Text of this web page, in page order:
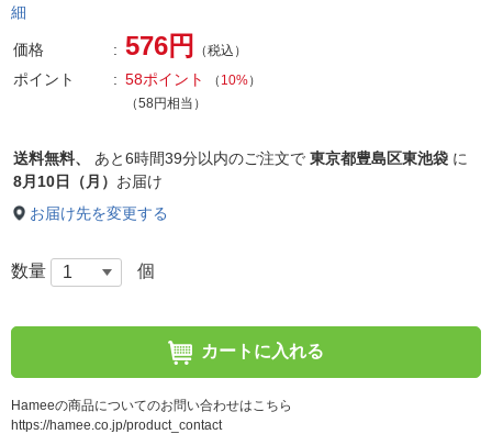
細
価格 576円 （税込）
ポイント 58ポイント （ 10%）
（58円相当）
送料無料、 あと6時間39分以内のご注文で 東京都豊島区東池袋 に
8月10日（月） お届け
お届け先を変更する
数量 個
カートに入れる
Hameeの商品についてのお問い合わせはこちら
https://hamee.co.jp/product_contact